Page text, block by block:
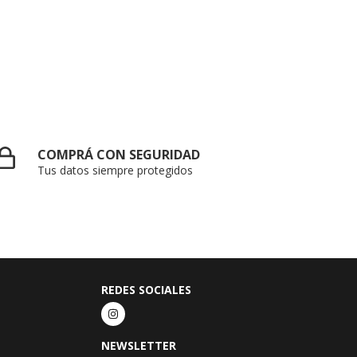
COMPRÁ CON SEGURIDAD
Tus datos siempre protegidos
REDES SOCIALES
NEWSLETTER